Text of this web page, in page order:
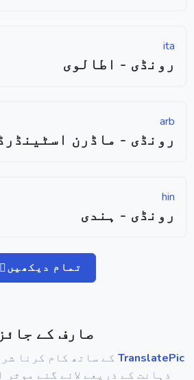
ita
رونڈی - اطالوی
arb
رونڈی - ماڈرن
hin
رونڈی - ہندی
تمام دیکھیں
صارف کے
TranslatePic کے ساتھ کام کرنا
ذہانت کے ذریعے لائے گئے